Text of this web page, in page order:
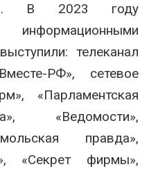
В 2023 году
телеканал
РФ», сетевое
«Парламентская
«Ведомости»,
правда»,
«Секрет фирмы»,